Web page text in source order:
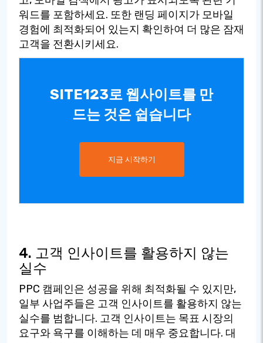
워드를 포함하세요. 또한 랜딩 페이지가 모바일
경험에 최적화되어 있는지 확인하여 더 많은 잠재
고객을 전환시키세요.
SITE123로 웹사이트를 만
드는 것은 쉽습니다
지금 시작하기
4. 고객 인사이트를 활용하지 않는
실수
PPC 캠페인은 성공을 위해 최적화될 수 있지만,
일부 사업주들은 고객 인사이트를 활용하지 않는
실수를 범합니다. 고객 인사이트는 목표 시장의
요구와 욕구를 이해하는 데 매우 중요합니다. 대